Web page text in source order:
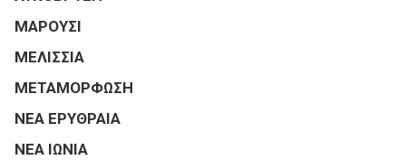
ΜΑΡΟΥΣΙ
ΜΕΛΙΣΣΙΑ
ΜΕΤΑΜΟΡΦΩΣΗ
ΝΕΑ ΕΡΥΘΡΑΙΑ
ΝΕΑ ΙΩΝΙΑ